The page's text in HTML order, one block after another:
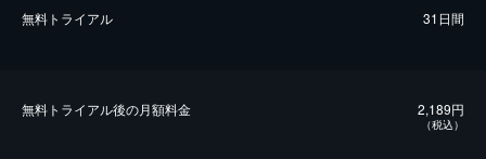
無料トライアル 31日間
無料トライアル後の⽉額料金 2,189円
（税込）